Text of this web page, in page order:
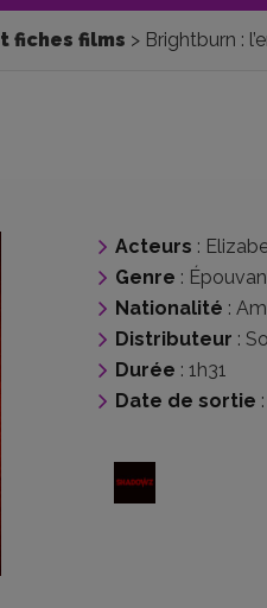
fiches films Brightburn :
Acteurs :
Genre :
Nationalité :
Distributeur :
Durée : 1h31
Date de sortie